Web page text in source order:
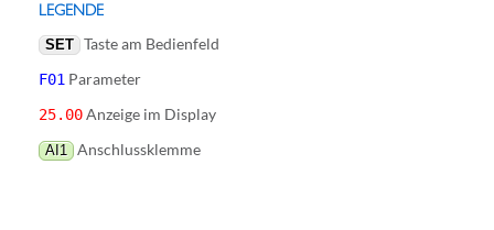
LEGENDE
SET Taste am Bedienfeld
F01 Parameter
25.00Anzeige im Display
AI1 Anschlussklemme